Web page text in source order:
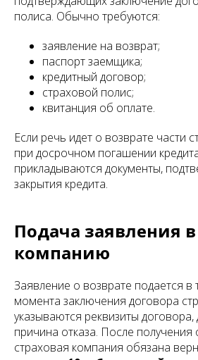
полиса. Обычно требуются:
заявление на возврат;
паспорт заемщика;
кредитный договор;
страховой полис;
квитанция об оплате.
Если речь идет о возврате части
при досрочном погашении
прикладываются документы,
закрытия кредита.
Подача заявления
компанию
Заявление о возврате подается в
момента заключения договора
указываются реквизиты
причина отказа. После
страховая компания обязана